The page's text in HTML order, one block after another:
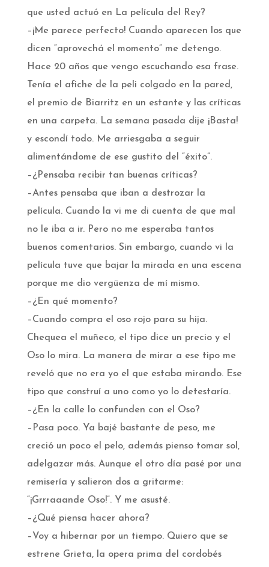
que usted actuó en La película del Rey?
–¡Me parece perfecto! Cuando aparecen los que
dicen “aprovechá el momento” me detengo.
Hace 20 años que vengo escuchando esa frase.
Tenía el afiche de la peli colgado en la pared,
el premio de Biarritz en un estante y las críticas
en una carpeta. La semana pasada dije ¡Basta!
y escondí todo. Me arriesgaba a seguir
alimentándome de ese gustito del “éxito”.
–¿Pensaba recibir tan buenas críticas?
–Antes pensaba que iban a destrozar la
película. Cuando la vi me di cuenta de que mal
no le iba a ir. Pero no me esperaba tantos
buenos comentarios. Sin embargo, cuando vi la
película tuve que bajar la mirada en una escena
porque me dio vergüenza de mí mismo.
–¿En qué momento?
–Cuando compra el oso rojo para su hija.
Chequea el muñeco, el tipo dice un precio y el
Oso lo mira. La manera de mirar a ese tipo me
reveló que no era yo el que estaba mirando. Ese
tipo que construí a uno como yo lo detestaría.
–¿En la calle lo confunden con el Oso?
–Pasa poco. Ya bajé bastante de peso, me
creció un poco el pelo, además pienso tomar sol,
adelgazar más. Aunque el otro día pasé por una
remisería y salieron dos a gritarme:
“¡Grrraaande Oso!”. Y me asusté.
–¿Qué piensa hacer ahora?
–Voy a hibernar por un tiempo. Quiero que se
estrene Grieta, la opera prima del cordobés